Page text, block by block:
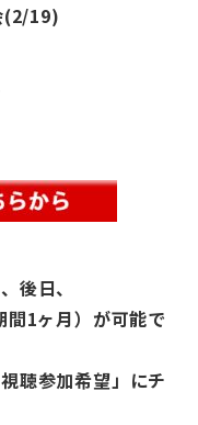
(2/19)
後日、
1ヶ月）が可能で
聴参加希望」にチ